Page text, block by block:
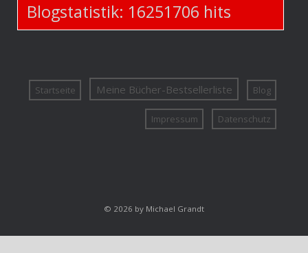
Blogstatistik: 16251706 hits
Startseite Meine Bücher-Bestsellerliste Blog
Impressum Datenschutz
© 2026 by Michael Grandt